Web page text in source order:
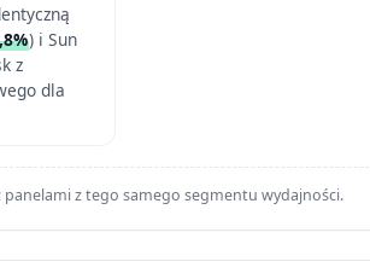
) i Sun
z
dla
z tego samego segmentu wydajności.